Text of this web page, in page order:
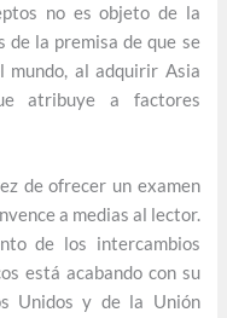
no es objeto de la
de la premisa de que se
mundo, al adquirir Asia
atribuye a factores
de ofrecer un examen
a medias al lector.
de los intercambios
está acabando con su
Unidos y de la Unión